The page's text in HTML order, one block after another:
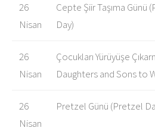
26
Nisan
Cepte Şiir Taşıma Günü
Day)
26
Nisan
Çocukları Yürüyüşe
Daughters and Sons to
26
Nisan
Pretzel Günü (Pretzel